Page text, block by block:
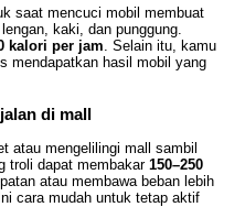
saat mencuci mobil membuat
kaki, dan punggung.
kalori per jam. Selain itu, kamu
mendapatkan hasil mobil yang
di mall
atau mengelilingi mall sambil
troli dapat membakar 150–250
atau membawa beban lebih
cara mudah untuk tetap aktif